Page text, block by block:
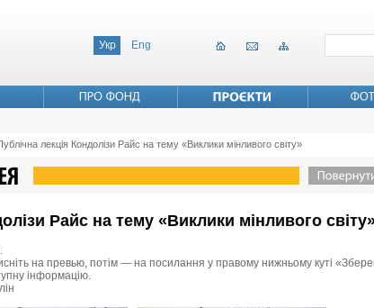
Укр Eng
лекція Кондолізи Райс на тему «Виклики мінливого світу»
Райс на тему «Виклики мінливого
на превью, потім — на посилання у правому нижньому куті
інформацію.